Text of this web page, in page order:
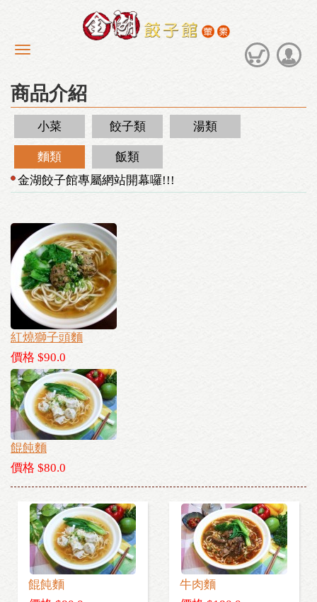
商品介紹
小菜 餃子類 湯類
麵類
飯類
金湖餃子館專屬網站開幕囉!!!
紅燒獅子頭麵
價格 $90.0
餛飩麵
價格 $80.0
餛飩麵
牛肉麵